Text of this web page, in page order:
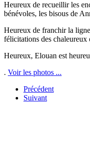
Heureux de recueillir les
bénévoles, les bisous de
Heureux de franchir la
félicitations des chaleureux
Heureux, Elouan est
. Voir les photos ...
Précédent
Suivant